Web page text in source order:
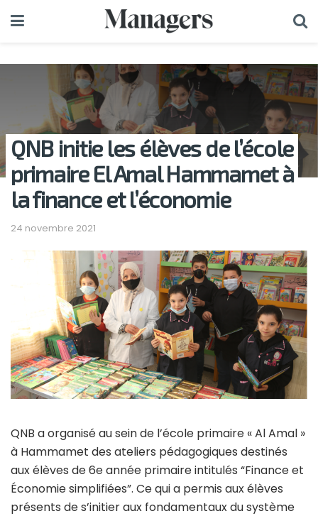
QNB initie les élèves de l’école
primaire El Amal Hammamet à
la finance et l’économie
24 novembre 2021
QNB a organisé au sein de l’école primaire « Al Amal »
à Hammamet des ateliers pédagogiques destinés
aux élèves de 6e année primaire intitulés “Finance et
Économie simplifiées”. Ce qui a permis aux élèves
présents de s’initier aux fondamentaux du système